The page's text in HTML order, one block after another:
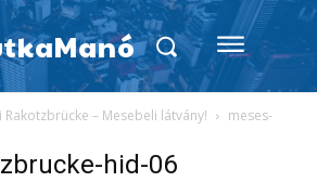
Rakotzbrücke – Mesebeli látvány!
meses-
hid-06